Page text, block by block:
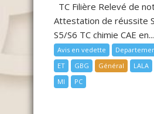
TC Filière Relevé de
Attestation de réussite
S5/S6 TC chimie CAE en...
Avis en vedette
ET
GBG Général LALA
MI
PC